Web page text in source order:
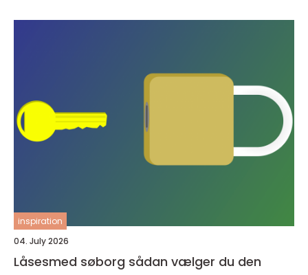
inspiration
04. July 2026
Låsesmed søborg sådan vælger du den